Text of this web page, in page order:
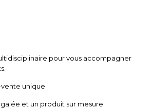
pour vous accompagner
unique
et un produit sur mesure